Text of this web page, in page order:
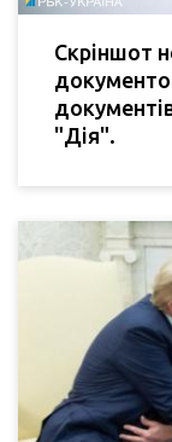
Скріншот
"Дія".